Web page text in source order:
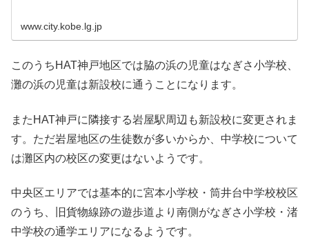
www.city.kobe.lg.jp
このうちHAT神戸地区では脇の浜の児童はなぎさ小学校、
灘の浜の児童は新設校に通うことになります。
またHAT神戸に隣接する岩屋駅周辺も新設校に変更されま
す。ただ岩屋地区の生徒数が多いからか、中学校について
は灘区内の校区の変更はないようです。
中央区エリアでは基本的に宮本小学校・筒井台中学校校区
のうち、旧貨物線跡の遊歩道より南側がなぎさ小学校・渚
中学校の通学エリアになるようです。